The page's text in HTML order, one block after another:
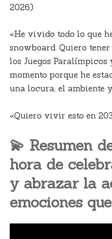
2026).
«He vivido todo lo que
snowboard. Quiero
los Juegos
momento porque he
una locura, el ambiente
«Quiero vivir esto en
💫 Resumen
hora de
y abrazar la
emociones